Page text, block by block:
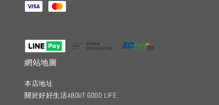
網站地圖
本店地址
關於好好生活ABOUT GOOD LIFE